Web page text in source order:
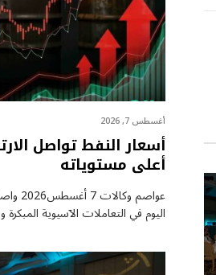
أغسطس 7, 2026
أسعار النفط تواصل
أعلى مستوياته
اليوم في التعاملات الآسيوية